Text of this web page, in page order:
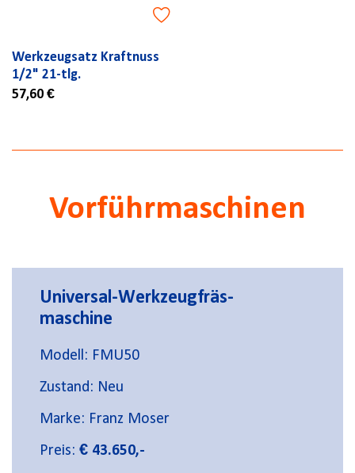
Werkzeugsatz Kraftnuss
1/2" 21-tlg.
57,60 €
Vorführmaschinen
Universal-Werkzeugfräs-
maschine
Modell: FMU50
Zustand: Neu
Marke: Franz Moser
Preis: € 43.650,-